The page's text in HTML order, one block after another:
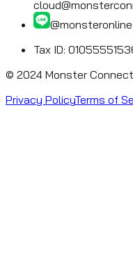
@monsteronline
Tax ID:
© 2024 Monster
Privacy PolicyTerms of